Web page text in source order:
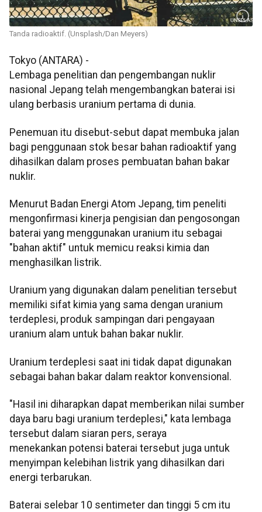
Tanda radioaktif. (Unsplash/Dan Meyers)
Tokyo (ANTARA) -
Lembaga penelitian dan pengembangan nuklir
nasional Jepang telah mengembangkan baterai isi
ulang berbasis uranium pertama di dunia.
Penemuan itu disebut-sebut dapat membuka jalan
bagi penggunaan stok besar bahan radioaktif yang
dihasilkan dalam proses pembuatan bahan bakar
nuklir.
Menurut Badan Energi Atom Jepang, tim peneliti
mengonfirmasi kinerja pengisian dan pengosongan
baterai yang menggunakan uranium itu sebagai
"bahan aktif" untuk memicu reaksi kimia dan
menghasilkan listrik.
Uranium yang digunakan dalam penelitian tersebut
memiliki sifat kimia yang sama dengan uranium
terdeplesi, produk sampingan dari pengayaan
uranium alam untuk bahan bakar nuklir.
Uranium terdeplesi saat ini tidak dapat digunakan
sebagai bahan bakar dalam reaktor konvensional.
"Hasil ini diharapkan dapat memberikan nilai sumber
daya baru bagi uranium terdeplesi," kata lembaga
tersebut dalam siaran pers, seraya
menekankan potensi baterai tersebut juga untuk
menyimpan kelebihan listrik yang dihasilkan dari
energi terbarukan.
Baterai selebar 10 sentimeter dan tinggi 5 cm itu